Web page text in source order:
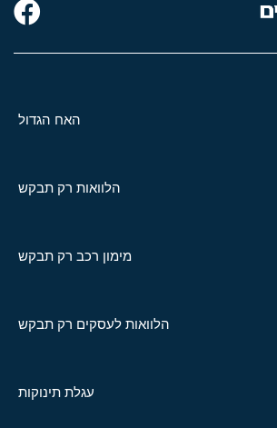
האח הגדול
הלוואות רק תבקש
מימון רכב רק תבקש
הלוואות לעסקים רק תבקש
עגלת תינוקות